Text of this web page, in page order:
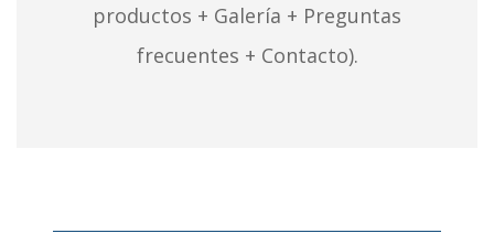
productos + Galería + Preguntas
frecuentes + Contacto).